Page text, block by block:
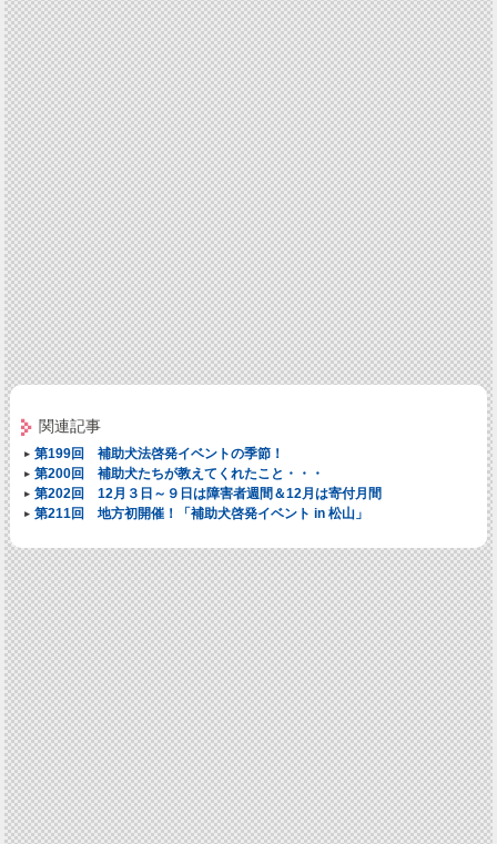
関連記事
第199回 補助犬法啓発イベントの季節！
第200回 補助犬たちが教えてくれたこと・・・
第202回 12月３日～９日は障害者週間＆12月は寄付月間
第211回 地方初開催！「補助犬啓発イベント in 松山」